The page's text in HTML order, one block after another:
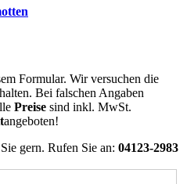
Formular. Wir versuchen die
Bei falschen Angaben
Preise sind inkl. MwSt.
angeboten!
gern. Rufen Sie an: 04123-2983